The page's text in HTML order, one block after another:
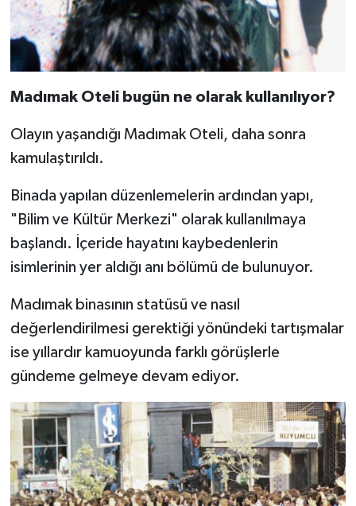
Madımak Oteli bugün ne olarak kullanılıyor?
Olayın yaşandığı Madımak Oteli, daha sonra
kamulaştırıldı.
Binada yapılan düzenlemelerin ardından yapı,
"Bilim ve Kültür Merkezi" olarak kullanılmaya
başlandı. İçeride hayatını kaybedenlerin
isimlerinin yer aldığı anı bölümü de bulunuyor.
Madımak binasının statüsü ve nasıl
değerlendirilmesi gerektiği yönündeki tartışmalar
ise yıllardır kamuoyunda farklı görüşlerle
gündeme gelmeye devam ediyor.